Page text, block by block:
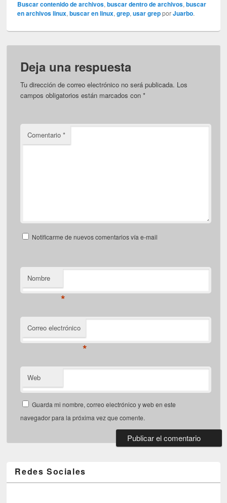
Buscar contenido de archivos,buscar dentro de archivos,buscar
en archivos linux,buscar en linux,grep,usar grepporJuarbo.
Deja una respuesta
Tu dirección de correo electrónico no será publicada. Los
campos obligatorios están marcados con*
Comentario*
Notificarme de nuevos comentarios vía e-mail
Nombre
*
Correo electrónico
*
Web
Guarda mi nombre, correo electrónico y web en este
navegador para la próxima vez que comente.
Redes Sociales